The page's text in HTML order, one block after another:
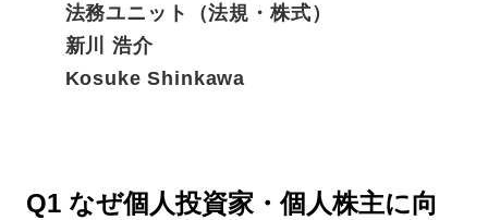
法務ユニット（法規・株式）
新川 浩介
Kosuke Shinkawa
Q1 なぜ個人投資家・個人株主に向